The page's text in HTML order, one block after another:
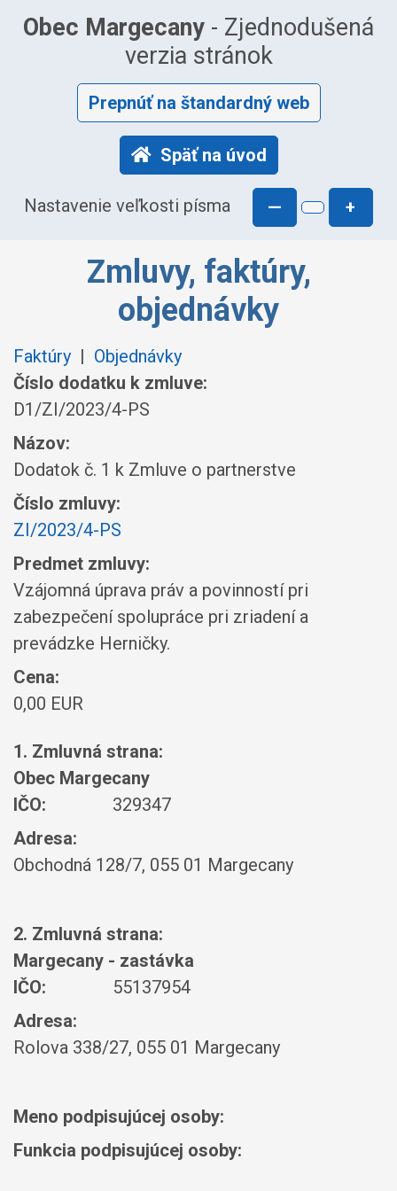
Obec Margecany - Zjednodušená
verzia stránok
Prepnúť na štandardný web
Späť na úvod
Nastavenie veľkosti písma — +
Zmluvy, faktúry,
objednávky
Faktúry | Objednávky
Číslo dodatku k zmluve:
D1/ZI/2023/4-PS
Názov:
Dodatok č. 1 k Zmluve o partnerstve
Číslo zmluvy:
ZI/2023/4-PS
Predmet zmluvy:
Vzájomná úprava práv a povinností pri
zabezpečení spolupráce pri zriadení a
prevádzke Herničky.
Cena:
0,00 EUR
1. Zmluvná strana:
Obec Margecany
IČO:
329347
Adresa:
Obchodná 128/7, 055 01 Margecany
2. Zmluvná strana:
Margecany - zastávka
IČO:
55137954
Adresa:
Rolova 338/27, 055 01 Margecany
Meno podpisujúcej osoby:
Funkcia podpisujúcej osoby: